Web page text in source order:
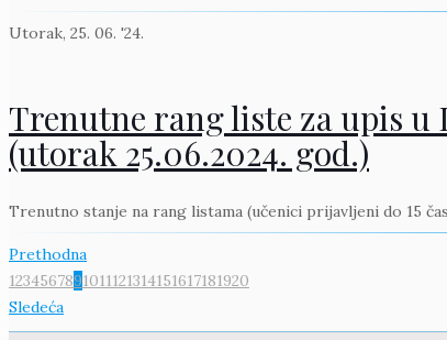
Utorak, 25. 06. '24.
Trenutne rang liste za upis u
(utorak 25.06.2024. god.)
Trenutno stanje na rang listama (učenici prijavljeni do 15
Prethodna
1234567891011121314151617181920
Sledeća